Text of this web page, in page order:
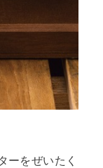
ーをぜいたく